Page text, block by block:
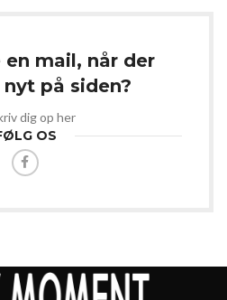
en mail, når der
på siden?
dig op her
OS